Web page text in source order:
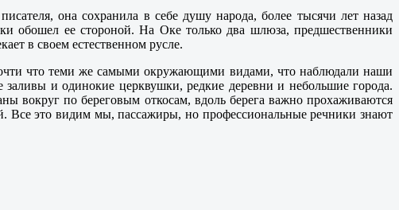
она сохранила в себе душу народа, более тысячи лет назад
обошел ее стороной. На Оке только два шлюза, предшественники
в своем естественном русле.
что теми же самыми окружающими видами, что наблюдали наши
и одинокие церквушки, редкие деревни и небольшие города.
вокруг по береговым откосам, вдоль берега важно прохаживаются
Все это видим мы, пассажиры, но профессиональные речники знают